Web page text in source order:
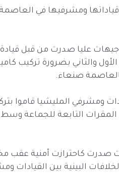
ومشرفيها في
عليا صدرت من قبل
والثاني بضرورة تركيب
صنعاء.
ومشرفي المليشيا قاموا
المقرات التابعة للجماعة
صدرت كاحترازت أمنية عقب
البينية بين القيادات